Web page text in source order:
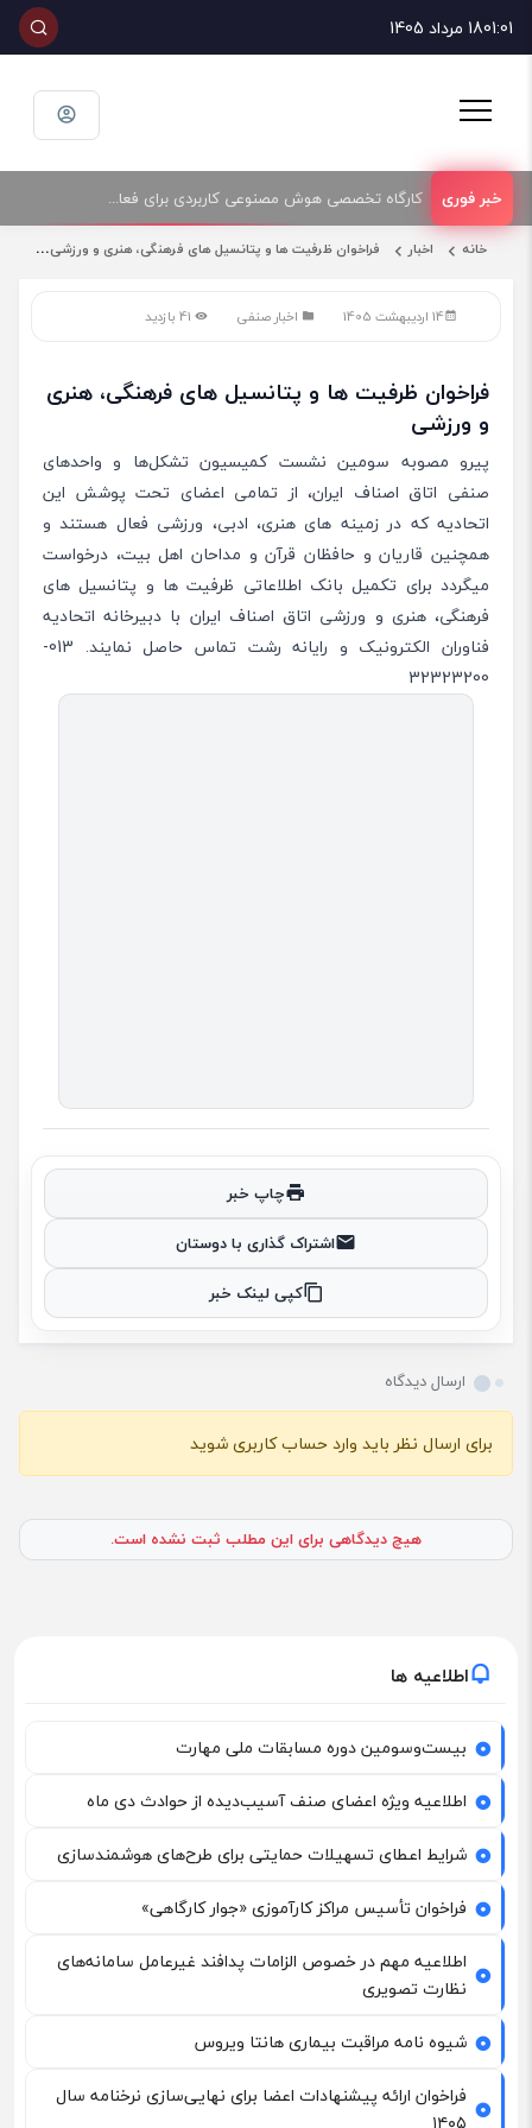
01:0118 مرداد 1405
کارگاه تخصصی هوش مصنوعی کاربردی برای فعالان حوزه فناوری و فروش تجهیزات الکترونیک و رایانه
خانه اخبار فراخوان ظرفیت ها و پتانسیل های فرهنگی، هنری و ورزشی
14 اردیبهشت 1405 اخبار صنفی
فراخوان ظرفیت ها و پتانسیل های فرهنگی، هنری
و ورزشی
پیرو مصوبه سومین نشست کمیسیون تشکل‌ها و واحدهای
صنفی اتاق اصناف ایران، از تمامی اعضای تحت پوشش این
اتحادیه که در زمینه های هنری، ادبی، ورزشی فعال هستند و
همچنین قاریان و حافظان قرآن و مداحان اهل بیت، درخواست
میگردد برای تکمیل بانک اطلاعاتی ظرفیت ها و پتانسیل های
فرهنگی، هنری و ورزشی اتاق اصناف ایران با دبیرخانه اتحادیه
فناوران الکترونیک و رایانه رشت تماس حاصل نمایند. 013-
32323200
چاپ خبر
اشتراک گذاری با دوستان
کپی لینک خبر
ارسال دیدگاه
برای ارسال نظر باید وارد حساب کاربری شوید
هیچ دیدگاهی برای این مطلب ثبت نشده است.
اطلاعیه ها
بیست‌وسومین دوره مسابقات ملی مهارت
اطلاعیه ویژه اعضای صنف آسیب‌دیده از حوادث دی ماه
شرایط اعطای تسهیلات حمایتی برای طرح‌های هوشمندسازی
فراخوان تأسیس مراکز کارآموزی «جوار کارگاهی»
اطلاعیه مهم در خصوص الزامات پدافند غیرعامل سامانه‌های
نظارت تصویری
شیوه نامه مراقبت بیماری هانتا ویروس
فراخوان ارائه پیشنهادات اعضا برای نهایی‌سازی نرخنامه سال